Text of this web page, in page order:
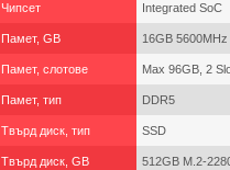
Чипсет Integrated SoC
Памет, GB 16GB
Памет, слотове Max 96GB, 2
Памет, тип DDR5
Твърд диск, тип SSD
Твърд диск, GB 512GB M.2-